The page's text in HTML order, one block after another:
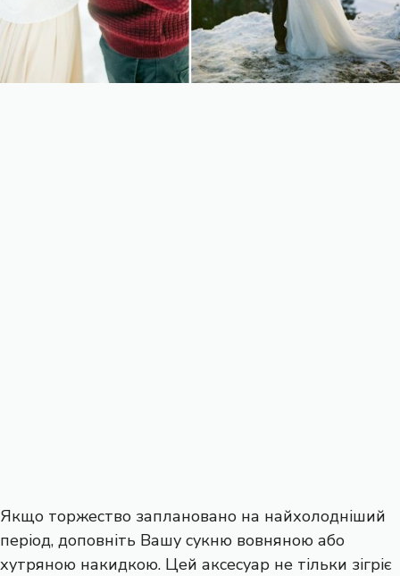
Якщо торжество заплановано на найхолодніший
період, доповніть Вашу сукню вовняною або
хутряною накидкою. Цей аксесуар не тільки зігріє